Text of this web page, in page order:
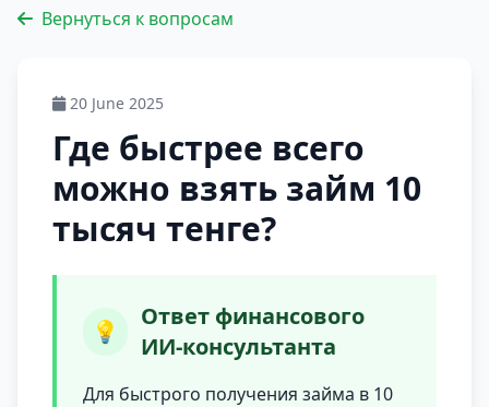
Вернуться к вопросам
20 June 2025
Где быстрее всего
можно взять займ 10
тысяч тенге​?
💡
Ответ финансового
ИИ-консультанта
Для быстрого получения займа в 10